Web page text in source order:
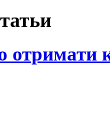
отримати